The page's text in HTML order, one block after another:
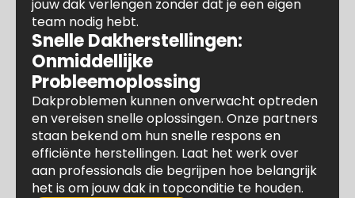
jouw dak verlengen zonder dat je een eigen
team nodig hebt.
Snelle Dakherstellingen:
Onmiddellijke
Probleemoplossing
Dakproblemen kunnen onverwacht optreden
en vereisen snelle oplossingen. Onze partners
staan bekend om hun snelle respons en
efficiënte herstellingen. Laat het werk over
aan professionals die begrijpen hoe belangrijk
het is om jouw dak in topconditie te houden.